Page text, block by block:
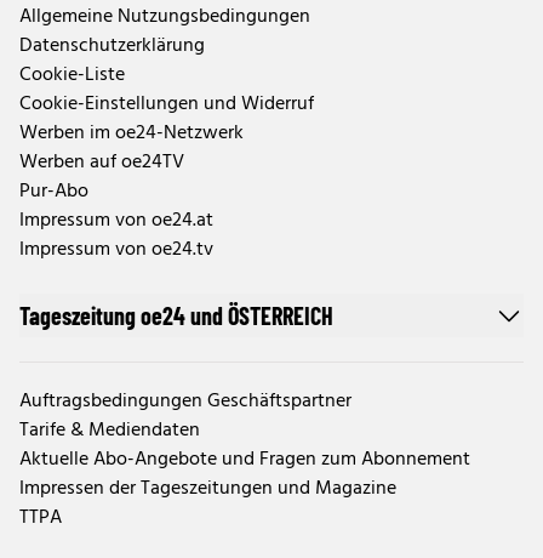
Allgemeine Nutzungsbedingungen
Datenschutzerklärung
Cookie-Liste
Cookie-Einstellungen und Widerruf
Werben im oe24-Netzwerk
Werben auf oe24TV
Pur-Abo
Impressum von oe24.at
Impressum von oe24.tv
Tageszeitung oe24 und ÖSTERREICH
Auftragsbedingungen Geschäftspartner
Tarife & Mediendaten
Aktuelle Abo-Angebote und Fragen zum Abonnement
Impressen der Tageszeitungen und Magazine
TTPA